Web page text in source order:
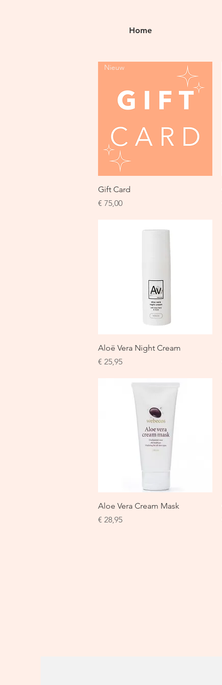
Home
Nieuw
Gift Card
Prijs
€ 75,00
Snel overzicht
Aloë Vera Night Cream
Prijs
€ 25,95
Snel overzicht
Aloe Vera Cream Mask
Prijs
€ 28,95